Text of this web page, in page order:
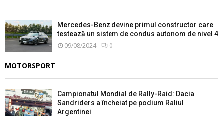
Mercedes-Benz devine primul constructor care
testează un sistem de condus autonom de nivel 4
09/08/2024 0
MOTORSPORT
Campionatul Mondial de Rally-Raid: Dacia
Sandriders a încheiat pe podium Raliul
Argentinei